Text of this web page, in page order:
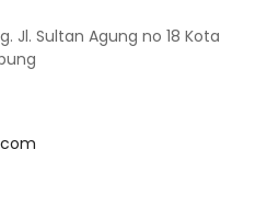
Jl. Sultan Agung no 18 Kota